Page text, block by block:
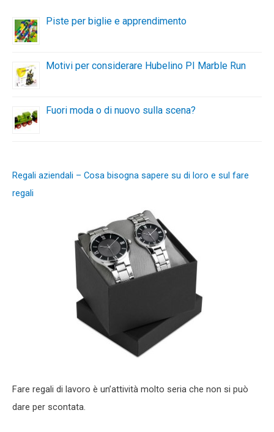
Piste per biglie e apprendimento
Motivi per considerare Hubelino PI Marble Run
Fuori moda o di nuovo sulla scena?
Regali aziendali – Cosa bisogna sapere su di loro e sul fare
regali
Fare regali di lavoro è un’attività molto seria che non si può
dare per scontata.